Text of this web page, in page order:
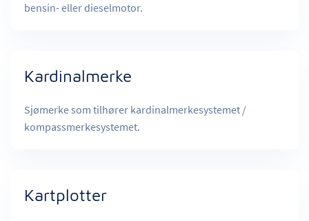
bensin- eller dieselmotor.
Kardinalmerke
Sjømerke som tilhører kardinalmerkesystemet /
kompassmerkesystemet.
Kartplotter